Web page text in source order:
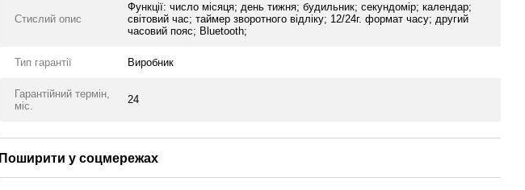
Стислий опис
Функції: число місяця; день тижня; будильник; секундомір; календар;
світовий час; таймер зворотного відліку; 12/24г. формат часу; другий
часовий пояс; Bluetooth;
Тип гарантії Виробник
Гарантійний термін,
міс.
24
Поширити у соцмережах